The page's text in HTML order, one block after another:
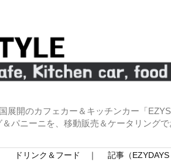
展開のカフェカー＆キッチンカー「
パニーニを、移動販売＆ケータリング
ドリンク＆フード ｜ 記事（